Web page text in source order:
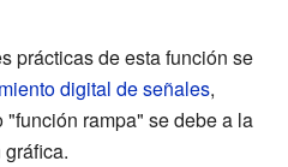
prácticas de esta función se
digital de señales,
"función rampa" se debe a la